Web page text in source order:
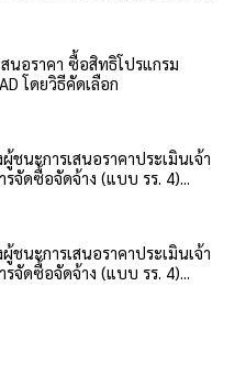
นอราคา ซื้อสิทธิโปรแกรม
โดยวิธีคัดเลือก
ชนะการเสนอราคาประเมินเจ้า
จัดซื้อจัดจ้าง (แบบ รร. 4)...
ชนะการเสนอราคาประเมินเจ้า
จัดซื้อจัดจ้าง (แบบ รร. 4)...